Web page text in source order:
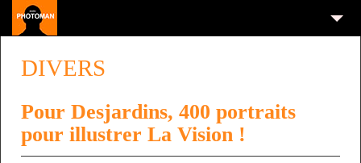
DIVERS
Pour Desjardins, 400 portraits
pour illustrer La Vision !